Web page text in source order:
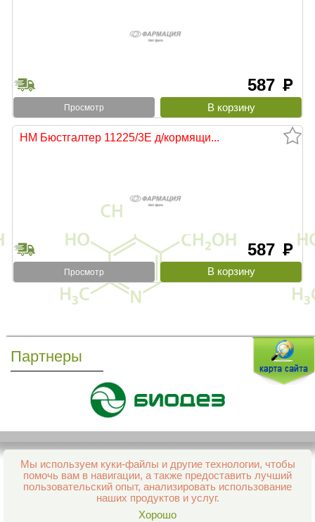
587 руб
Просмотр
НМ Бюстгалтер 11225/3Е д/кормящи...
587 руб
Просмотр
Партнеры
Мы используем куки-файлы и другие технологии, чтобы
помочь вам в навигации, а также предоставить лучший
пользовательский опыт, анализировать использование
наших продуктов и услуг.
Хорошо
Все права защищены и охраняются законом
© 2013–2026 Интернет-аптека Фармация
support@aptekapenza.ru
Телефон: Служба обработки заказов 99-98-28